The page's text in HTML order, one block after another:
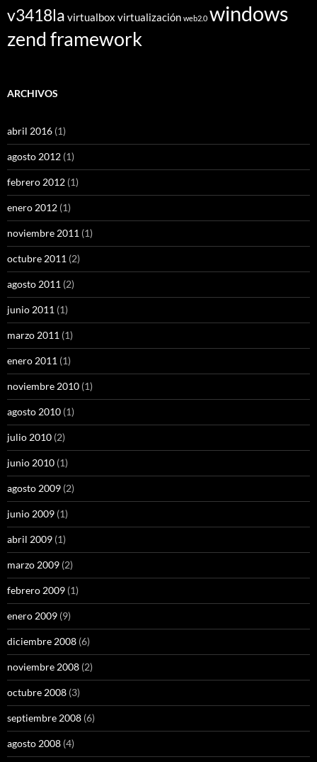
v3418la virtualbox virtualización web2.0 windows
zend framework
ARCHIVOS
abril 2016 (1)
agosto 2012 (1)
febrero 2012 (1)
enero 2012 (1)
noviembre 2011 (1)
octubre 2011 (2)
agosto 2011 (2)
junio 2011 (1)
marzo 2011 (1)
enero 2011 (1)
noviembre 2010 (1)
agosto 2010 (1)
julio 2010 (2)
junio 2010 (1)
agosto 2009 (2)
junio 2009 (1)
abril 2009 (1)
marzo 2009 (2)
febrero 2009 (1)
enero 2009 (9)
diciembre 2008 (6)
noviembre 2008 (2)
octubre 2008 (3)
septiembre 2008 (6)
agosto 2008 (4)